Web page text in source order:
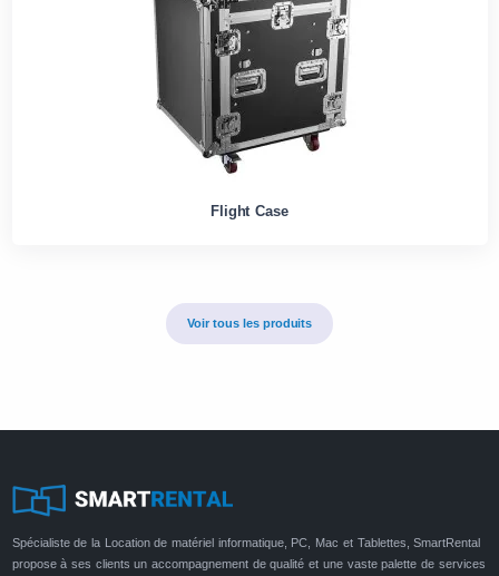
Flight Case
Voir tous les produits
Spécialiste de la Location de matériel informatique, PC, Mac et Tablettes, SmartRental
propose à ses clients un accompagnement de qualité et une vaste palette de services